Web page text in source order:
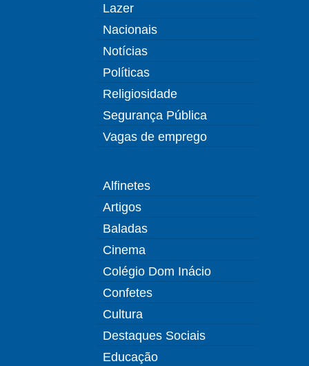
Lazer
Nacionais
Notícias
Políticas
Religiosidade
Segurança Pública
Vagas de emprego
Alfinetes
Artigos
Baladas
Cinema
Colégio Dom Inácio
Confetes
Cultura
Destaques Sociais
Educação